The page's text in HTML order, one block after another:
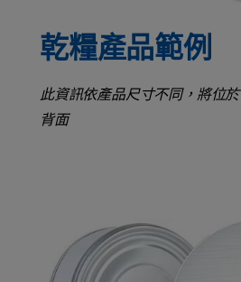
乾糧產品範例
此資訊依產品尺寸不同，將位
背面